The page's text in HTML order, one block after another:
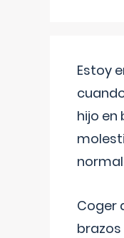
Estoy
hijo en
Coger